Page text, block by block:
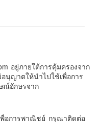
อยู่ภายใต้การคุ้มครองจาก
ญาตให้นำไปใช้เพื่อการ
ณ์อักษรจาก
พื่อการพาณิชย์ กรุณาติดต่อ